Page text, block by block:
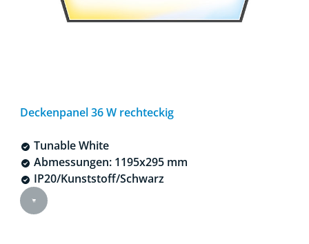
Deckenpanel 36 W rechteckig
Tunable White
Abmessungen: 1195x295 mm
IP20/Kunststoff/Schwarz